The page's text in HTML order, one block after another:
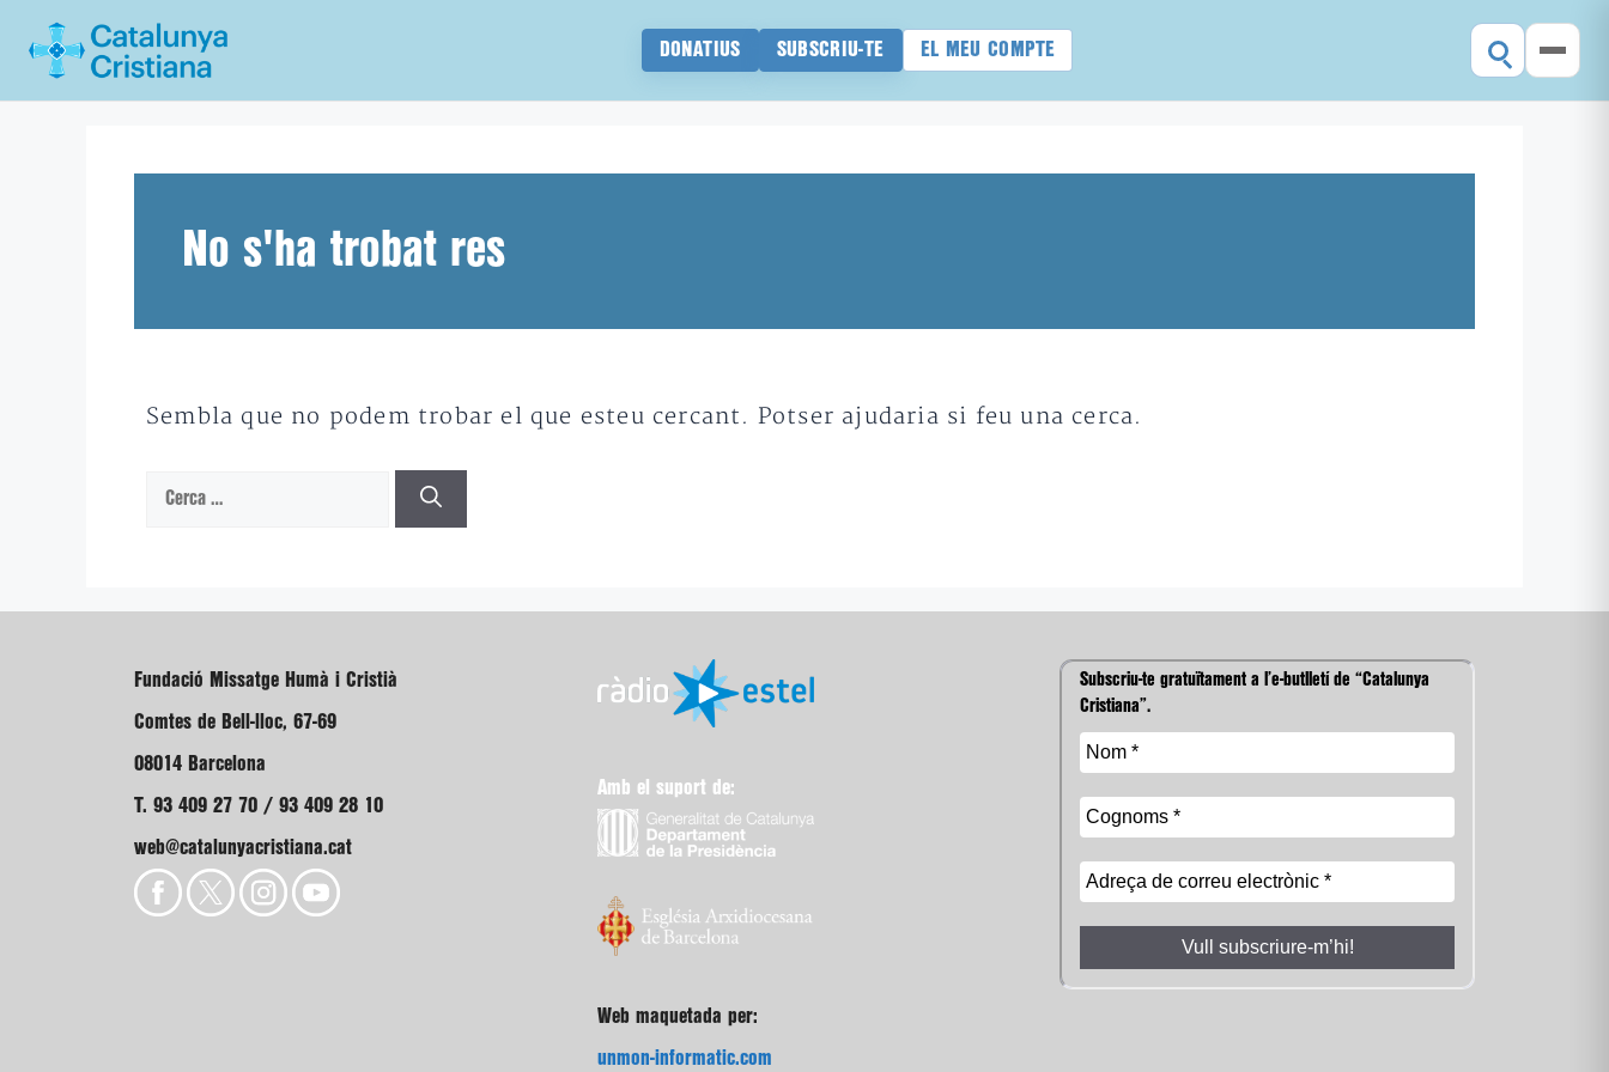
DONATIUS SUBSCRIU-TE EL MEU COMPTE
No s'ha trobat res
Sembla que no podem trobar el que esteu cercant. Potser ajudaria si feu una cerca.
Cerca:
Fundació Missatge Humà i Cristià
Comtes de Bell-lloc, 67-69
08014 Barcelona
T. 93 409 27 70 / 93 409 28 10
web@catalunyacristiana.cat
Amb el suport de:
Web maquetada per:
unmon-informatic.com
Subscriu-te gratuïtament a l’e-butlletí de “Catalunya
Cristiana”.